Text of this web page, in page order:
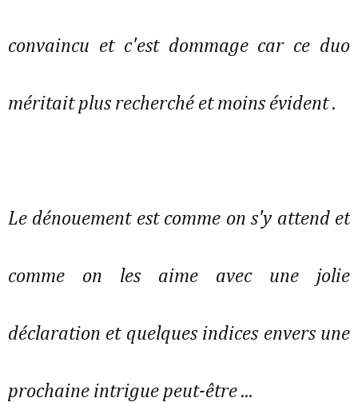
convaincu et c'est dommage car ce duo
méritait plus recherché et moins évident .
Le dénouement est comme on s'y attend et
comme on les aime avec une jolie
déclaration et quelques indices envers une
prochaine intrigue peut-être ...